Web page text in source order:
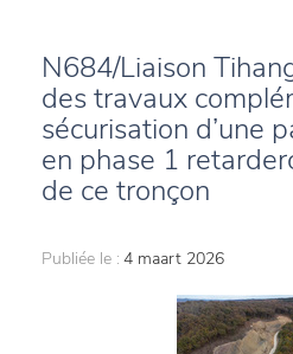
N684/Liaison
des travaux
sécurisation d’une
en phase 1
de ce tronçon
Publiée le : 4 maart 2026